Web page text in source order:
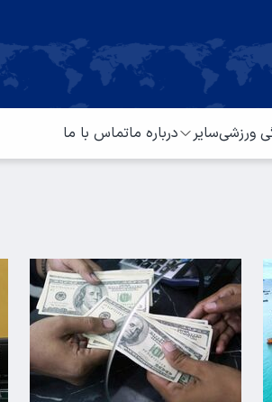
ورزشیسایر درباره ماتماس با ما